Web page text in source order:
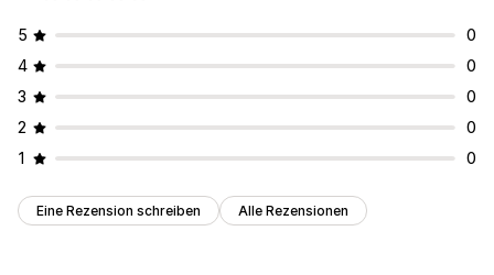
5
0
4
0
3
0
2
0
1
0
Eine Rezension schreiben Alle Rezensionen